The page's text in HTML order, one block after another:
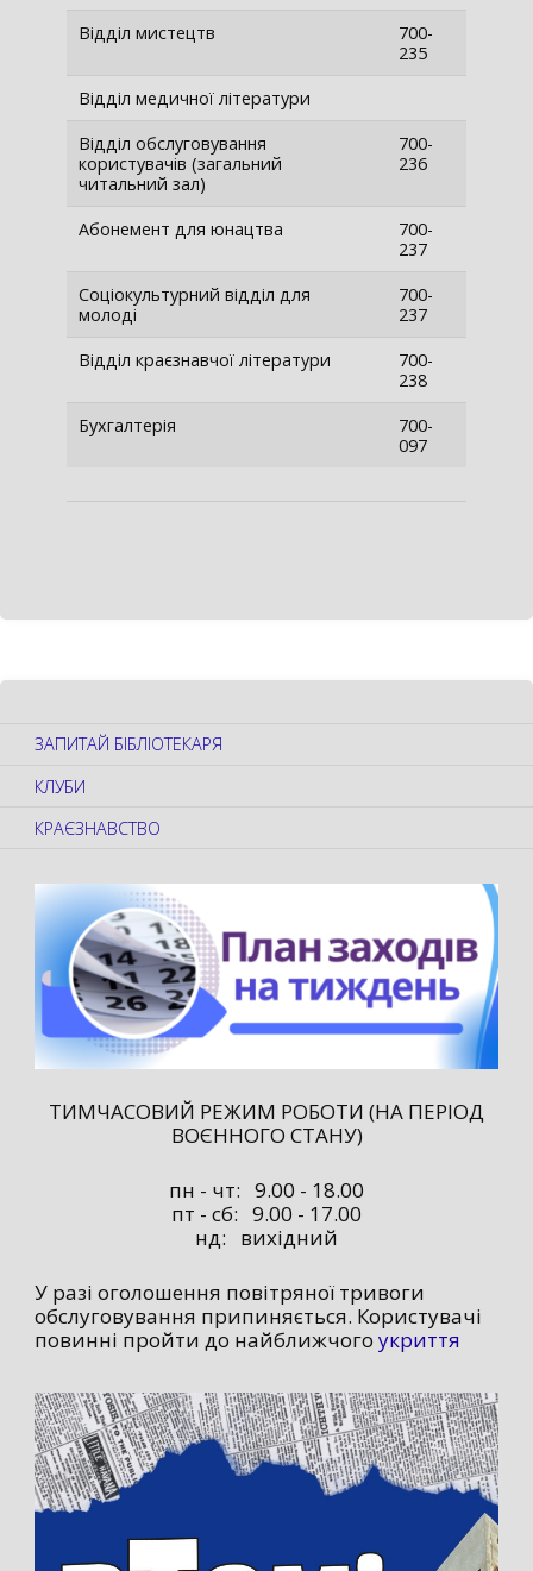
Відділ мистецтв
700-
235
Відділ медичної літератури
Відділ обслуговування
користувачів (загальний
читальний зал)
700-
236
Абонемент для юнацтва
700-
237
Соціокультурний відділ для
молоді
700-
237
Відділ краєзнавчої літератури
700-
238
Бухгалтерія
700-
097
ЗАПИТАЙ БІБЛІОТЕКАРЯ
КЛУБИ
КРАЄЗНАВСТВО
ТИМЧАСОВИЙ РЕЖИМ РОБОТИ (НА ПЕРІОД
ВОЄННОГО СТАНУ)
пн - чт: 9.00 - 18.00
пт - сб: 9.00 - 17.00
нд: вихідний
У разі оголошення повітряної тривоги
обслуговування припиняється. Користувачі
повинні пройти до найближчого укриття